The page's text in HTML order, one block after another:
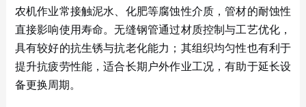
农机作业常接触泥水、化肥等腐蚀性介质，管材的耐蚀性
直接影响使用寿命。无缝钢管通过材质控制与工艺优化，
具有较好的抗生锈与抗老化能力；其组织均匀性也有利于
提升抗疲劳性能，适合长期户外作业工况，有助于延长设
备更换周期。